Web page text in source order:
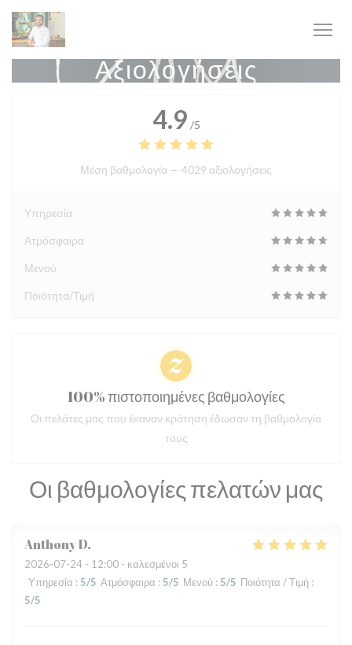
Πίνακας διαχείρισης "Μπισκότων" (Cookies)
Αξιολογήσεις
Οι βαθμολογίες πελατών μας
AnthonyD
2026-07-24 - 12:00 - καλεσμένοι 5
Υπηρεσία : 5/5 Ατμόσφαιρα : 5/5 Μενού : 5/5 Ποιότητα / Τιμή :
5/5
4.9 /5
Μέση βαθμολογία — 4029 αξιολογήσεις
Υπηρεσία
Ατμόσφαιρα
Μενού
Ποιότητα/Τιμή
100% πιστοποιημένες βαθμολογίες
Οι πελάτες μας που έκαναν κράτηση έδωσαν τη βαθμολογία
τους